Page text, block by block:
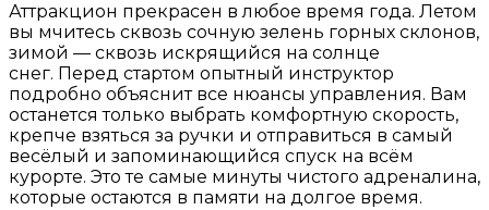
Аттракцион прекрасен в любое время года. Летом
вы мчитесь сквозь сочную зелень горных склонов,
зимой — сквозь искрящийся на солнце
снег. Перед стартом опытный инструктор
подробно объяснит все нюансы управления. Вам
останется только выбрать комфортную скорость,
крепче взяться за ручки и отправиться в самый
весёлый и запоминающийся спуск на всём
курорте. Это те самые минуты чистого адреналина,
которые остаются в памяти на долгое время.